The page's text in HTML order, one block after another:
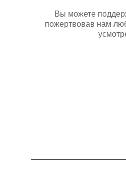
Вы можете
пожертвовав нам